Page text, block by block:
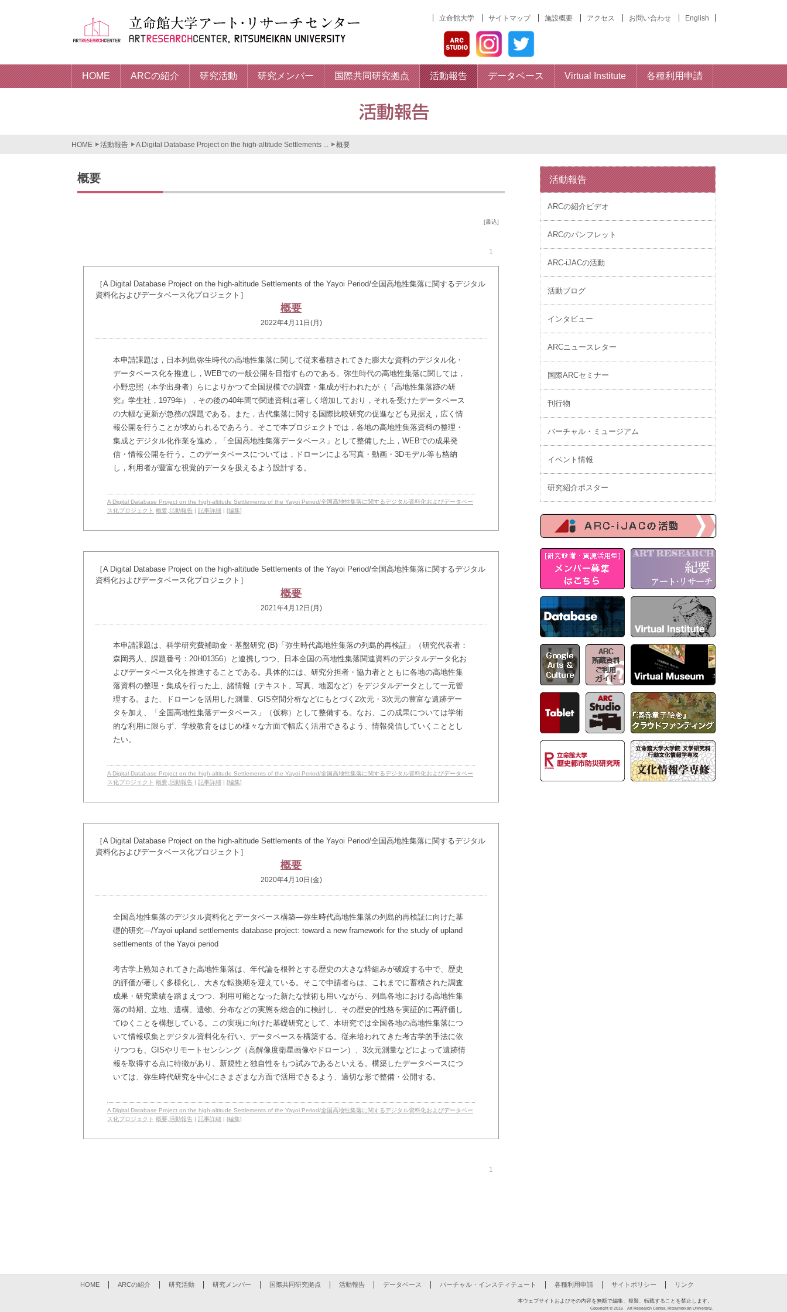
立命館大学 サイトマップ 施設概要 アクセス お問い合わせ English
HOME ARCの紹介 研究活動 研究メンバー 国際共同研究拠点 活動報告 データベース Virtual Institute 各種利用申請
HOME 活動報告 A Digital Database Project on the high-altitude Settlements ... 概要
概要
[書込]
1
［A Digital Database Project on the high-altitude Settlements of the Yayoi Period/全国高地性集落に関するデジタル
資料化およびデータベース化プロジェクト］
概要
2022年4月11日(月)
本申請課題は，日本列島弥生時代の高地性集落に関して従来蓄積されてきた膨大な資料のデジタル化・
データベース化を推進し，WEBでの一般公開を目指すものである。弥生時代の高地性集落に関しては，
小野忠熈（本学出身者）らによりかつて全国規模での調査・集成が行われたが（『高地性集落跡の研
究』学生社，1979年），その後の40年間で関連資料は著しく増加しており，それを受けたデータベース
の大幅な更新が急務の課題である。また，古代集落に関する国際比較研究の促進なども見据え，広く情
報公開を行うことが求められるであろう。そこで本プロジェクトでは，各地の高地性集落資料の整理・
集成とデジタル化作業を進め，「全国高地性集落データベース」として整備した上，WEBでの成果発
信・情報公開を行う。このデータベースについては，ドローンによる写真・動画・3Dモデル等も格納
し，利用者が豊富な視覚的データを扱えるよう設計する。
A Digital Database Project on the high-altitude Settlements of the Yayoi Period/全国高地性集落に関するデジタル資料化およびデータベー
ス化プロジェクト 概要 活動報告 | 記事詳細 | [編集]
［A Digital Database Project on the high-altitude Settlements of the Yayoi Period/全国高地性集落に関するデジタル
資料化およびデータベース化プロジェクト］
概要
2021年4月12日(月)
本申請課題は、科学研究費補助金・基盤研究 (B)「弥生時代高地性集落の列島的再検証」（研究代表者：
森岡秀人、課題番号：20H01356）と連携しつつ、日本全国の高地性集落関連資料のデジタルデータ化お
よびデータベース化を推進することである。具体的には、研究分担者・協力者とともに各地の高地性集
落資料の整理・集成を行った上、諸情報（テキスト、写真、地図など）をデジタルデータとして一元管
理する。また、ドローンを活用した測量、GIS空間分析などにもとづく2次元・3次元の豊富な遺跡デー
タを加え、「全国高地性集落データベース」（仮称）として整備する。なお、この成果については学術
的な利用に限らず、学校教育をはじめ様々な方面で幅広く活用できるよう、情報発信していくこととし
たい。
A Digital Database Project on the high-altitude Settlements of the Yayoi Period/全国高地性集落に関するデジタル資料化およびデータベー
ス化プロジェクト 概要 活動報告 | 記事詳細 | [編集]
［A Digital Database Project on the high-altitude Settlements of the Yayoi Period/全国高地性集落に関するデジタル
資料化およびデータベース化プロジェクト］
概要
2020年4月10日(金)
全国高地性集落のデジタル資料化とデータベース構築―弥生時代高地性集落の列島的再検証に向けた基
礎的研究―/Yayoi upland settlements database project: toward a new framework for the study of upland
settlements of the Yayoi period
考古学上熟知されてきた高地性集落は、年代論を根幹とする歴史の大きな枠組みが破綻する中で、歴史
的評価が著しく多様化し、大きな転換期を迎えている。そこで申請者らは、これまでに蓄積された調査
成果・研究業績を踏まえつつ、利用可能となった新たな技術も用いながら、列島各地における高地性集
落の時期、立地、遺構、遺物、分布などの実態を総合的に検討し、その歴史的性格を実証的に再評価し
てゆくことを構想している。この実現に向けた基礎研究として、本研究では全国各地の高地性集落につ
いて情報収集とデジタル資料化を行い、データベースを構築する。従来培われてきた考古学的手法に依
りつつも、GISやリモートセンシング（高解像度衛星画像やドローン）、3次元測量などによって遺跡情
報を取得する点に特徴があり、新規性と独自性をもつ試みであるといえる。構築したデータベースにつ
いては、弥生時代研究を中心にさまざまな方面で活用できるよう、適切な形で整備・公開する。
A Digital Database Project on the high-altitude Settlements of the Yayoi Period/全国高地性集落に関するデジタル資料化およびデータベー
ス化プロジェクト 概要 活動報告 | 記事詳細 | [編集]
1
活動報告
ARCの紹介ビデオ
ARCのパンフレット
ARC-iJACの活動
活動ブログ
インタビュー
ARCニュースレター
国際ARCセミナー
刊行物
バーチャル・ミュージアム
イベント情報
研究紹介ポスター
HOME ARCの紹介 研究活動 研究メンバー 国際共同研究拠点 活動報告 データベース バーチャル・インスティテュート 各種利用申請 サイトポリシー リンク
本ウェブサイトおよびその内容を無断で編集、複製、転載することを禁止します。
Copyright © 2016 Art Research Center, Ritsumeikan University.